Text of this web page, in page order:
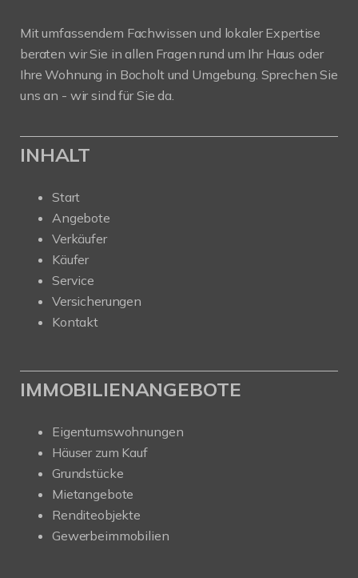
Mit umfassendem Fachwissen und lokaler Expertise
beraten wir Sie in allen Fragen rund um Ihr Haus oder
Ihre Wohnung in Bocholt und Umgebung. Sprechen Sie
uns an - wir sind für Sie da.
INHALT
Start
Angebote
Verkäufer
Käufer
Service
Versicherungen
Kontakt
IMMOBILIENANGEBOTE
Eigentumswohnungen
Häuser zum Kauf
Grundstücke
Mietangebote
Renditeobjekte
Gewerbeimmobilien